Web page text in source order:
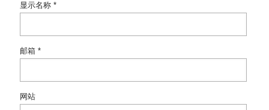
显示名称 *
邮箱 *
网站